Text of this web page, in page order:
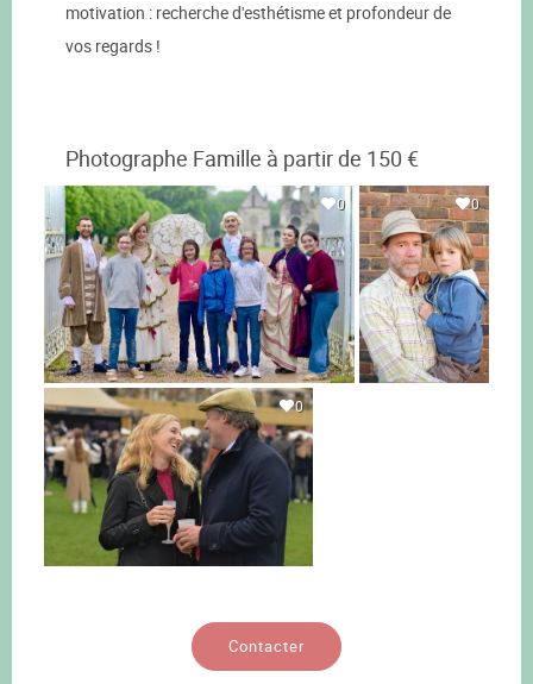
motivation : recherche d'esthétisme et profondeur de
vos regards !
Photographe Famille à partir de 150 €
0 0
0
Contacter